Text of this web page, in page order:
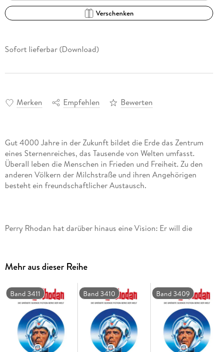
Verschenken
Sofort lieferbar (Download)
Merken Empfehlen Bewerten
Gut 4000 Jahre in der Zukunft bildet die Erde das Zentrum
eines Sternenreiches, das Tausende von Welten umfasst.
Überall leben die Menschen in Frieden und Freiheit. Zu den
anderen Völkern der Milchstraße und ihren Angehörigen
Perry Rhodan hat darüber hinaus eine Vision: Er will die
Der eigentliche PHOENIX selbst ist unter dem Kommando
von Reginald Bull unterwegs. Mittlerweile haben Bull und sein
Team die ferne Galaxis Malora erreicht und sind dort auf die
gefährlichen Trassenmacher gestoßen.
Mehr aus dieser Reihe
Band 3411 Band 3410 Band 3409